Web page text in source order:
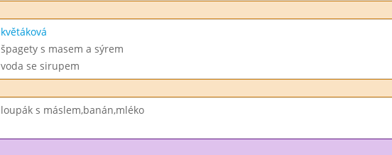
květáková
špagety s masem a sýrem
voda se sirupem
loupák s máslem,banán,mléko